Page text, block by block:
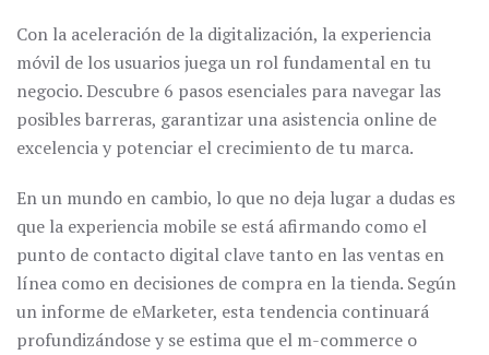
Con la aceleración de la digitalización, la experiencia
móvil de los usuarios juega un rol fundamental en tu
negocio. Descubre 6 pasos esenciales para navegar las
posibles barreras, garantizar una asistencia online de
excelencia y potenciar el crecimiento de tu marca.
En un mundo en cambio, lo que no deja lugar a dudas es
que la experiencia mobile se está afirmando como el
punto de contacto digital clave tanto en las ventas en
línea como en decisiones de compra en la tienda. Según
un informe de eMarketer, esta tendencia continuará
profundizándose y se estima que el m-commerce o